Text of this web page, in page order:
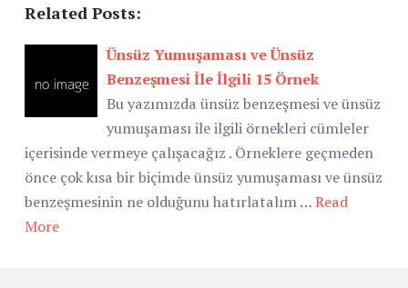
Related Posts:
Ünsüz Yumuşaması ve Ünsüz
Benzeşmesi İle İlgili 15 Örnek
Bu yazımızda ünsüz benzeşmesi ve ünsüz
yumuşaması ile ilgili örnekleri cümleler
içerisinde vermeye çalışacağız . Örneklere geçmeden
önce çok kısa bir biçimde ünsüz yumuşaması ve ünsüz
benzeşmesinin ne olduğunu hatırlatalım …Read
More